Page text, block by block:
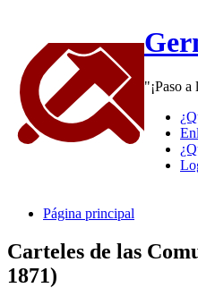
"¡Paso
Página principal
Carteles de las
1871)